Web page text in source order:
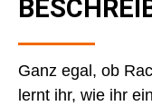
Ganz egal, ob
lernt ihr, wie ihr